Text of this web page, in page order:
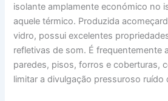
isolante amplamente económico no
aquele térmico. Produzida
vidro, possui excelentes
refletivas de som. É frequentemente
paredes, pisos, forros e coberturas,
limitar a divulgação pressuroso